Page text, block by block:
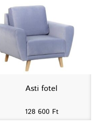
Asti fotel
128 600 Ft